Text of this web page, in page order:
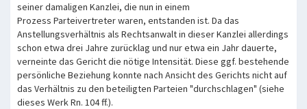
seiner damaligen Kanzlei, die nun in einem
Prozess Parteivertreter waren, entstanden ist. Da das
Anstellungsverhältnis als Rechtsanwalt in dieser Kanzlei allerdings
schon etwa drei Jahre zurücklag und nur etwa ein Jahr dauerte,
verneinte das Gericht die nötige Intensität. Diese ggf. bestehende
persönliche Beziehung konnte nach Ansicht des Gerichts nicht auf
das Verhältnis zu den beteiligten Parteien "durchschlagen" (siehe
dieses Werk Rn. 104 ff.).